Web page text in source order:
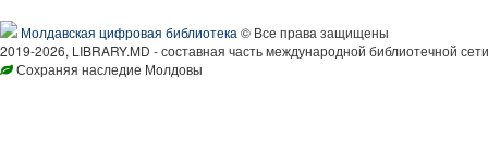
Молдавская цифровая библиотека © Все права защищены
2019-2026, LIBRARY.MD - составная часть международной библиотечной
Сохраняя наследие Молдовы